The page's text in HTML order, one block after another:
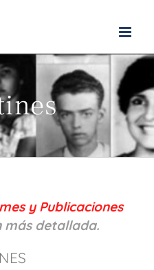
y Publicaciones
más detallada.